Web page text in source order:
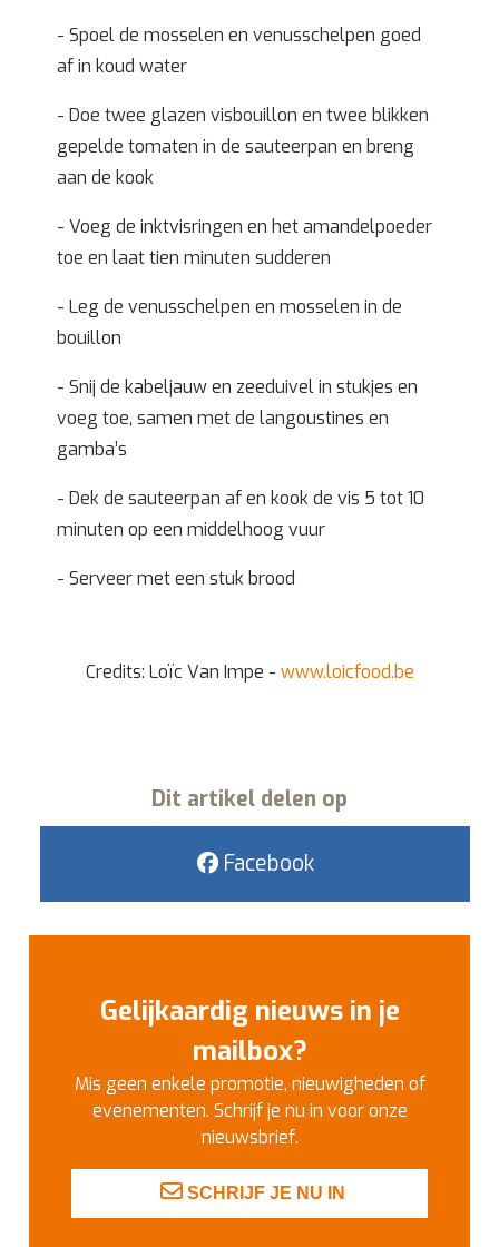
- Spoel de mosselen en venusschelpen goed
af in koud water
- Doe twee glazen visbouillon en twee blikken
gepelde tomaten in de sauteerpan en breng
aan de kook
- Voeg de inktvisringen en het amandelpoeder
toe en laat tien minuten sudderen
- Leg de venusschelpen en mosselen in de
bouillon
- Snij de kabeljauw en zeeduivel in stukjes en
voeg toe, samen met de langoustines en
gamba’s
- Dek de sauteerpan af en kook de vis 5 tot 10
minuten op een middelhoog vuur
- Serveer met een stuk brood
Credits: Loïc Van Impe - www.loicfood.be
Dit artikel delen op
Facebook
Gelijkaardig nieuws in je
mailbox?
Mis geen enkele promotie, nieuwigheden of
evenementen. Schrijf je nu in voor onze
nieuwsbrief.
SCHRIJF JE NU IN